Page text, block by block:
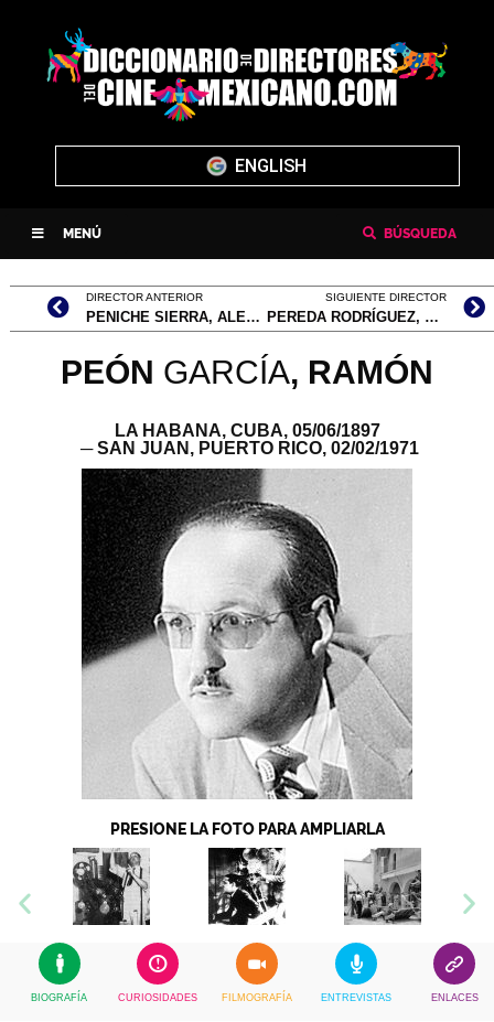
ENGLISH
MENÚ BÚSQUEDA
DIRECTOR ANTERIOR
PENICHE SIERRA, ALEJANDRO
SIGUIENTE DIRECTOR
PEREDA RODRÍGUEZ, NICOLÁS
PEÓN GARCÍA, RAMÓN
LA HABANA, CUBA, 05/06/1897
─ SAN JUAN, PUERTO RICO, 02/02/1971
PRESIONE LA FOTO PARA AMPLIARLA
BIOGRAFÍA CURIOSIDADES FILMOGRAFÍA ENTREVISTAS ENLACES